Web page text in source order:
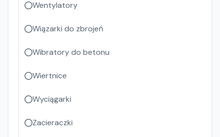
Wentylatory
Wiązarki do zbrojeń
Wibratory do betonu
Wiertnice
Wyciągarki
Zacieraczki